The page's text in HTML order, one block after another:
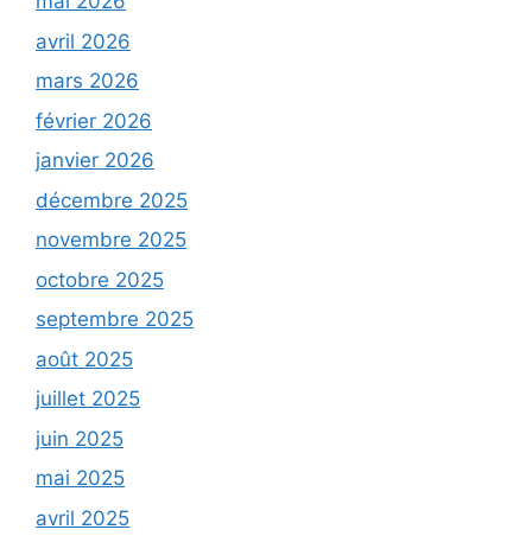
avril 2026
mars 2026
février 2026
janvier 2026
décembre 2025
novembre 2025
octobre 2025
septembre 2025
août 2025
juillet 2025
juin 2025
mai 2025
avril 2025